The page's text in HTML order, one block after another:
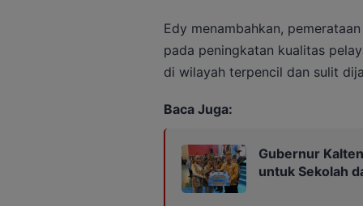
Edy menambahkan,
pada peningkatan kualitas
di wilayah terpencil dan sulit
Baca Juga:
Gubernur
untuk Sekolah